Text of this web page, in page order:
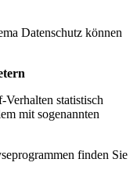
Datenschutz können
statistisch
mit sogenannten
finden Sie